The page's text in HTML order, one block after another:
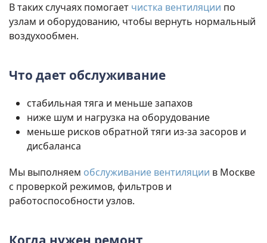
В таких случаях помогает чистка вентиляции по
узлам и оборудованию, чтобы вернуть нормальный
воздухообмен.
Что дает обслуживание
стабильная тяга и меньше запахов
ниже шум и нагрузка на оборудование
меньше рисков обратной тяги из-за засоров и
дисбаланса
Мы выполняем обслуживание вентиляции в Москве
с проверкой режимов, фильтров и
работоспособности узлов.